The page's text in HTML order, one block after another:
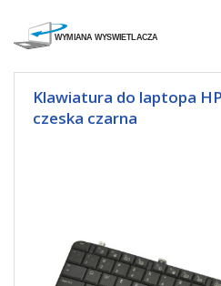
Klawiatura do laptopa
czeska czarna